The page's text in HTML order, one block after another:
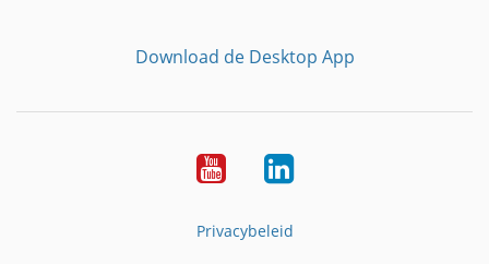
Download de Desktop App
YouTubeLinkedIn
Privacybeleid